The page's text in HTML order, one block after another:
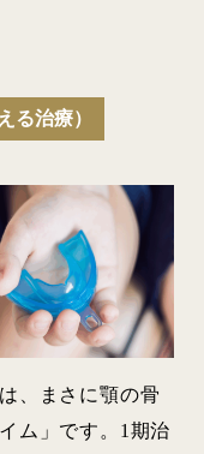
る治療）
、まさに顎の骨
ム」です。1期治